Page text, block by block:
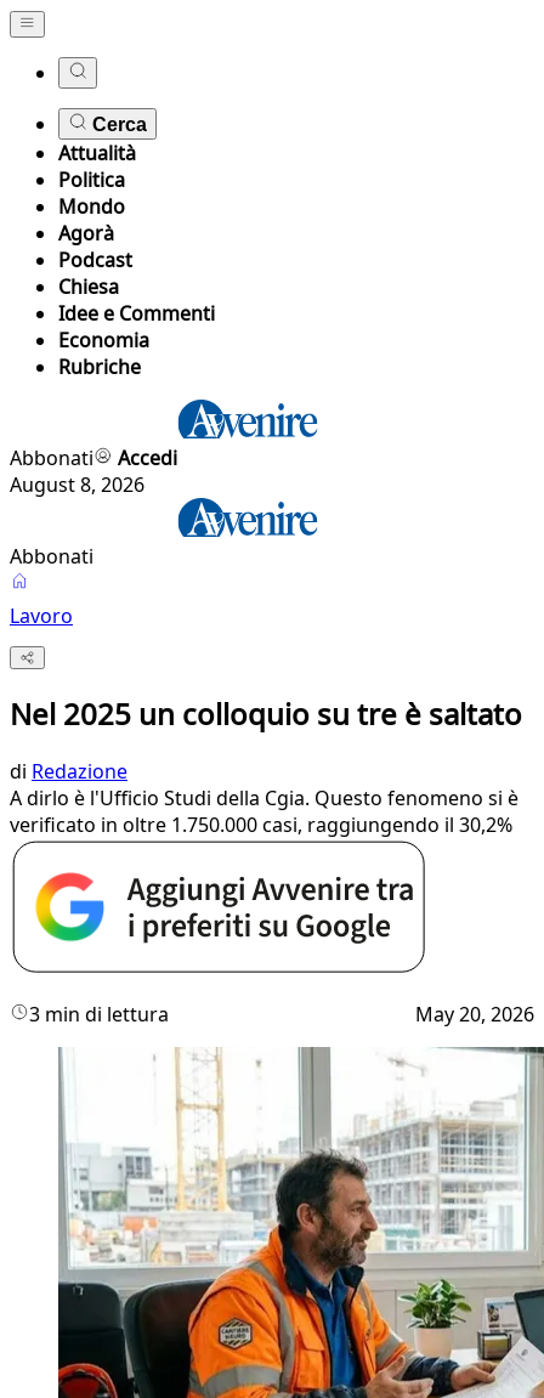
Cerca
Attualità
Politica
Mondo
Agorà
Podcast
Chiesa
Idee e Commenti
Economia
Rubriche
Abbonati
Accedi
August 8, 2026
Abbonati
Lavoro
Nel 2025 un colloquio su tre è saltato
di Redazione
A dirlo è l'Ufficio Studi della Cgia. Questo fenomeno si è
verificato in oltre 1.750.000 casi, raggiungendo il 30,2%
3 min di lettura May 20, 2026